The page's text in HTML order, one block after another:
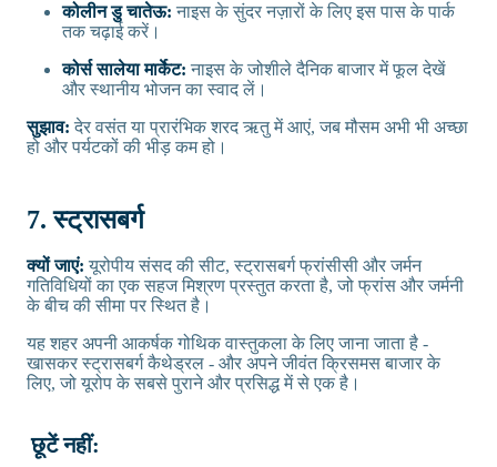
कोलीन डु चातेऊ: नाइस के सुंदर नज़ारों के लिए इस पास के पार्क
तक चढ़ाई करें।
कोर्स सालेया मार्केट: नाइस के जोशीले दैनिक बाजार में फूल देखें
और स्थानीय भोजन का स्वाद लें।
सुझाव: देर वसंत या प्रारंभिक शरद ऋतु में आएं, जब मौसम अभी भी अच्छा
हो और पर्यटकों की भीड़ कम हो।
7. स्ट्रासबर्ग
क्यों जाएं: यूरोपीय संसद की सीट, स्ट्रासबर्ग फ्रांसीसी और जर्मन
गतिविधियों का एक सहज मिश्रण प्रस्तुत करता है, जो फ्रांस और जर्मनी
के बीच की सीमा पर स्थित है।
यह शहर अपनी आकर्षक गोथिक वास्तुकला के लिए जाना जाता है -
खासकर स्ट्रासबर्ग कैथेड्रल - और अपने जीवंत क्रिसमस बाजार के
लिए, जो यूरोप के सबसे पुराने और प्रसिद्ध में से एक है।
छूटें नहीं: